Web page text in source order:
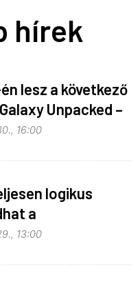
hírek
lesz a következő
Unpacked –
16:00
logikus
a
13:00